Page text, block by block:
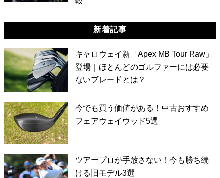
新着記事
キャロウェイ新「Apex MB Tour Raw」
登場｜ほとんどのゴルファーには必要
ないブレードとは？
今でも買う価値がある！中古おすすめ
フェアウェイウッド5選
ツアープロが手放さない！今も勝ち続
ける旧モデル3選